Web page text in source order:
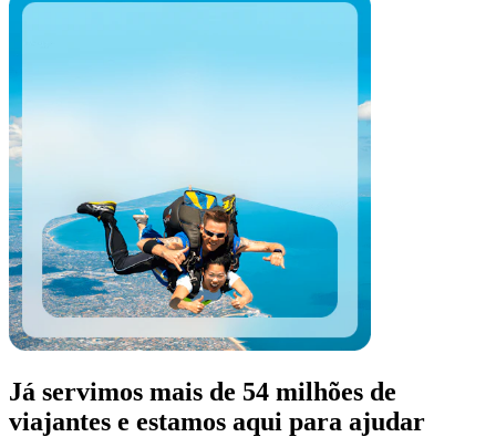
Já servimos mais de 54 milhões de
viajantes e estamos aqui para ajudar